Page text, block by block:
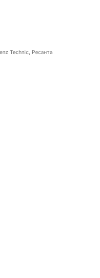
Technic, Ресанта